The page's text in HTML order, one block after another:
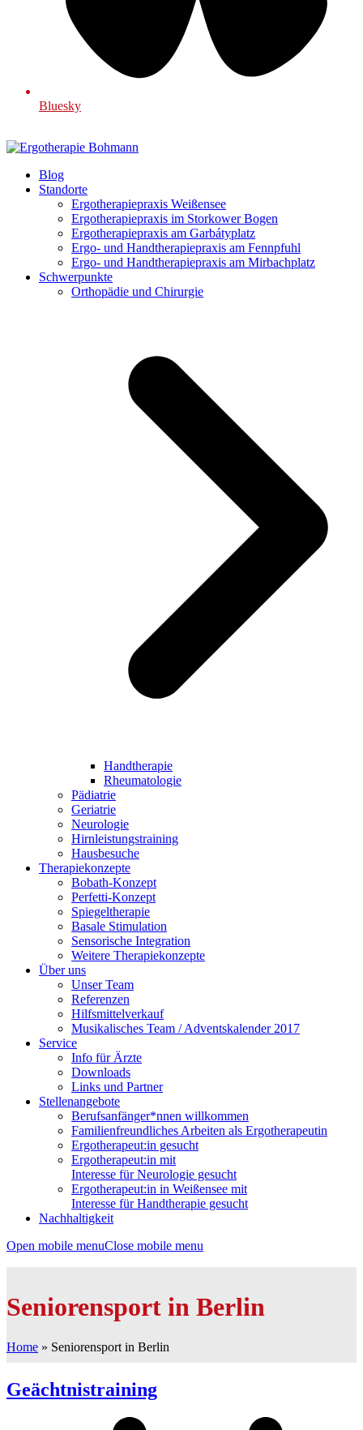
Bluesky
Blog
Standorte
Ergotherapiepraxis Weißensee
Ergotherapiepraxis im Storkower Bogen
Ergotherapiepraxis am Garbátyplatz
Ergo- und Handtherapiepraxis am Fennpfuhl
Ergo- und Handtherapiepraxis am Mirbachplatz
Schwerpunkte
Orthopädie und Chirurgie
Handtherapie
Rheumatologie
Pädiatrie
Geriatrie
Neurologie
Hirnleistungstraining
Hausbesuche
Therapiekonzepte
Bobath-Konzept
Perfetti-Konzept
Spiegeltherapie
Basale Stimulation
Sensorische Integration
Weitere Therapiekonzepte
Über uns
Unser Team
Referenzen
Hilfsmittelverkauf
Musikalisches Team / Adventskalender 2017
Service
Info für Ärzte
Downloads
Links und Partner
Stellenangebote
Berufsanfänger*nnen willkommen
Familienfreundliches Arbeiten als Ergotherapeutin
Ergotherapeut:in gesucht
Ergotherapeut:in mit
Interesse für Neurologie gesucht
Ergotherapeut:in in Weißensee mit
Interesse für Handtherapie gesucht
Nachhaltigkeit
Open mobile menuClose mobile menu
Seniorensport in Berlin
Home » Seniorensport in Berlin
Geächtnistraining